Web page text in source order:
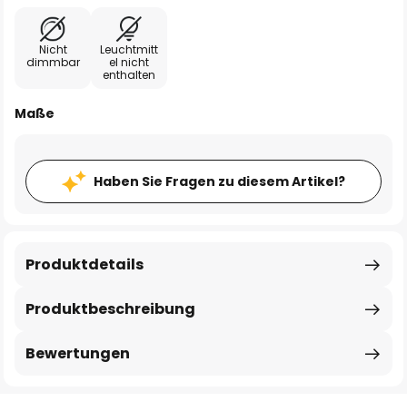
Nicht
dimmbar
Leuchtmitt
el nicht
enthalten
Maße
Haben Sie Fragen zu diesem Artikel?
Produktbeschreibung
Produktdetails
Bewertungen